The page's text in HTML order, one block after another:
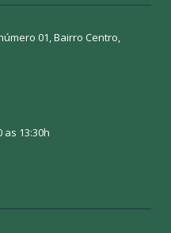
01, Bairro Centro,
13:30h